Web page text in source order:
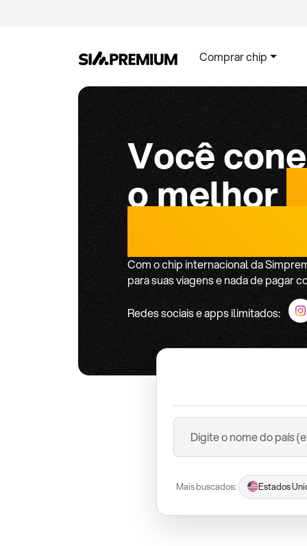
Comprar chip
Você
o melhor
Com o chip internacional da
para suas viagens e nada de pagar
Redes sociais e apps ilimitados:
Mais buscados: Estados